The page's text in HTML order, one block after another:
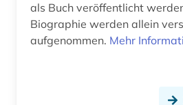
als Buch veröffentlicht
Biographie werden allein
aufgenommen. Mehr